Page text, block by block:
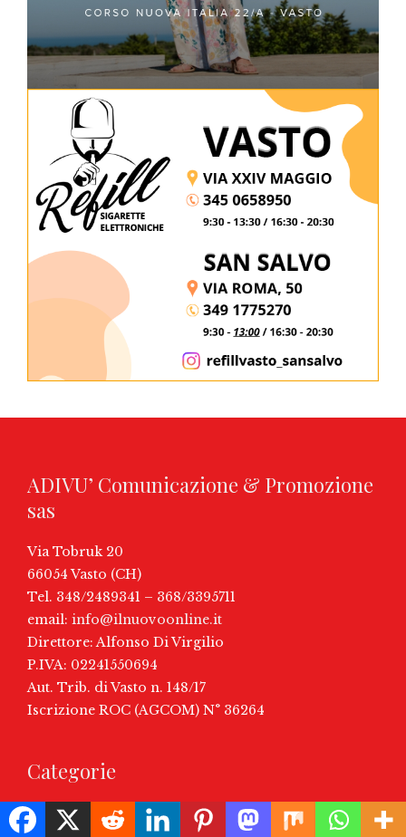
ADIVU’ Comunicazione & Promozione
sas
Via Tobruk 20
66054 Vasto (CH)
Tel. 348/2489341 – 368/3395711
email: info@ilnuovoonline.it
Direttore: Alfonso Di Virgilio
P.IVA: 02241550694
Aut. Trib. di Vasto n. 148/17
Iscrizione ROC (AGCOM) N° 36264
Categorie
Abruzzo Ambiente